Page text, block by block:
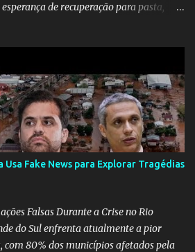
de recuperação para pasta,
ministro no comando, depois da
ideológicas de Weintraub, parecia
Olavo de Carvalho tinha perdido força
de Carlos Alberto Decotelli podem
que soluções a Educação brasileira,
em algo proposto pelo novo
ele só esta querendo auferir vantagens
tamanha envergadura e influência na
Azevedo escreveu brilhantemen...
Usa Fake News para Explorar Tragédias
Falsas Durante a Crise no Rio
do Sul enfrenta atualmente a pior
com 80% dos municípios afetados pela